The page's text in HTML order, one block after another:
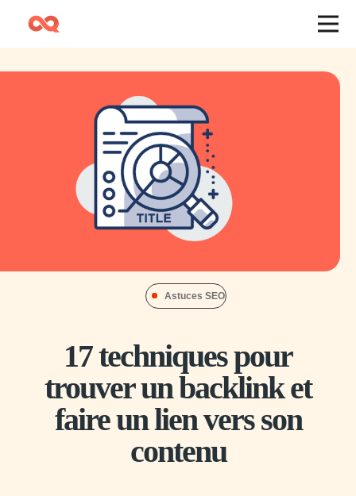
Astuces SEO
17 techniques pour
trouver un backlink et
faire un lien vers son
contenu